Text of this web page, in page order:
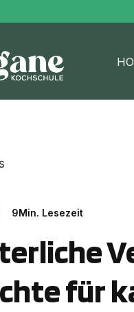
9Min. Lesezeit
für